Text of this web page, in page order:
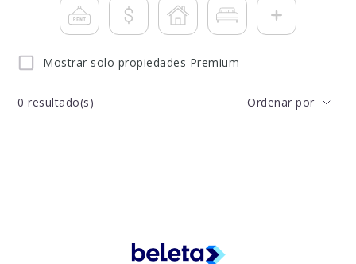
Mostrar solo propiedades Premium
0 resultado(s) Ordenar por